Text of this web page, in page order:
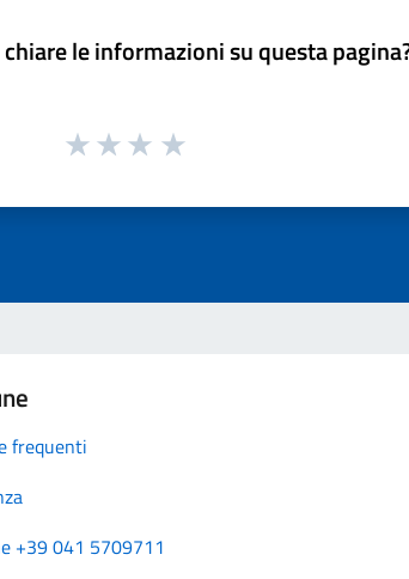
le informazioni su questa
frequenti
+39 041 5709711